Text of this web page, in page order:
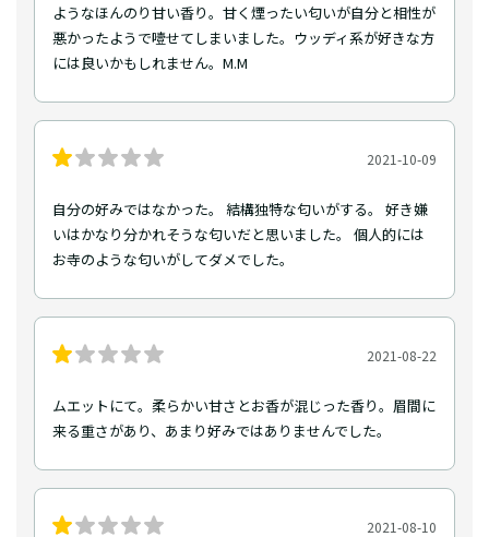
ようなほんのり甘い香り。甘く煙ったい匂いが自分と相性が
悪かったようで噎せてしまいました。ウッディ系が好きな方
には良いかもしれません。M.M
2021-10-09
自分の好みではなかった。 結構独特な匂いがする。 好き嫌
いはかなり分かれそうな匂いだと思いました。 個人的には
お寺のような匂いがしてダメでした。
2021-08-22
ムエットにて。柔らかい甘さとお香が混じった香り。眉間に
来る重さがあり、あまり好みではありませんでした。
2021-08-10